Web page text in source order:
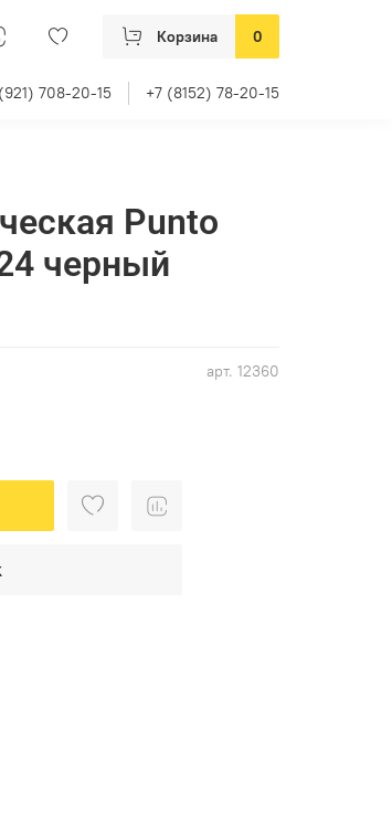
Корзина 0
708-20-15 +7 (8152) 78-20-15
арт. 12360
Punto
TL BL-24 черный